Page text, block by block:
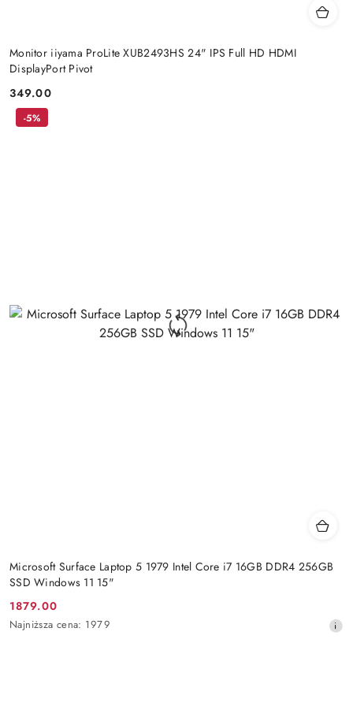
Monitor iiyama ProLite XUB2493HS 24" IPS Full HD HDMI
DisplayPort Pivot
Cena:
349.00
Microsoft Surface Laptop 5 1979 Intel Core i7 16GB DDR4 256GB
SSD Windows 11 15"
Cena
promocyjna:
1879.00
Najniższa
Najniższa cena: 1979
-5%